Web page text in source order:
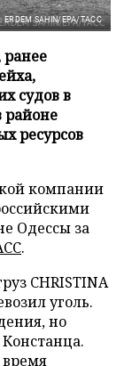
ERDEM SAHIN/EPA/ТАСС
судов в
районе
ресурсов
компании
Одессы за
.
CHRISTINA
уголь.
но
время